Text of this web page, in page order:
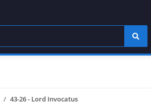
43-26 - Lord Invocatus